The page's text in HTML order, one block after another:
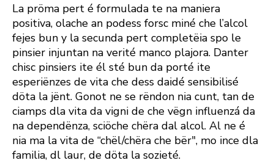
La pröma pert é formulada te na maniera
positiva, olache an podess forsc miné che l’alcol
fejes bun y la secunda pert completëia spo le
pinsier injuntan na verité manco plajora. Danter
chisc pinsiers ite él sté bun da porté ite
esperiënzes de vita che dess daidé sensibilisé
döta la jënt. Gonot ne se rëndon nia cunt, tan de
ciamps dla vita da vigni de che vëgn influenzá da
na dependënza, sciöche chëra dal alcol. Al ne é
nia ma la vita de “chël/chëra che bër", mo ince dla
familia, dl laur, de döta la sozieté.